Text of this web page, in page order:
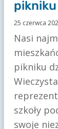
25 czerwca
Nasi
pikniku
szkoły
swoje